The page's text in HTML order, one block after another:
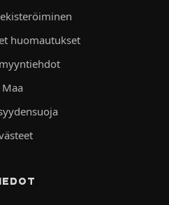
huomautukset
Maa